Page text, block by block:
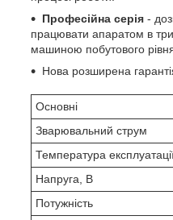
Професійна серія -
працювати апаратом в
машиною побутового
Нова розширена
Основні
Зварювальний струм
Температура
Напруга, В
Потужність